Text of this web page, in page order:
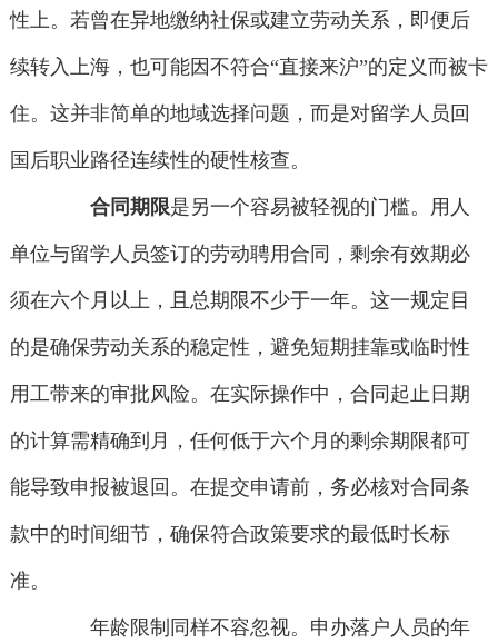
性上。若曾在异地缴纳社保或建立劳动关系，即便后
续转入上海，也可能因不符合“直接来沪”的定义而被卡
住。这并非简单的地域选择问题，而是对留学人员回
国后职业路径连续性的硬性核查。
合同期限是另一个容易被轻视的门槛。用人
单位与留学人员签订的劳动聘用合同，剩余有效期必
须在六个月以上，且总期限不少于一年。这一规定目
的是确保劳动关系的稳定性，避免短期挂靠或临时性
用工带来的审批风险。在实际操作中，合同起止日期
的计算需精确到月，任何低于六个月的剩余期限都可
能导致申报被退回。在提交申请前，务必核对合同条
款中的时间细节，确保符合政策要求的最低时长标
准。
年龄限制同样不容忽视。申办落户人员的年